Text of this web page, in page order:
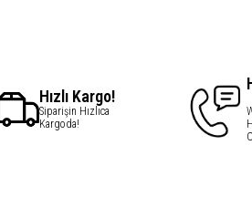
Hızlı Kargo!
Siparişin Hızlıca
Kargoda!